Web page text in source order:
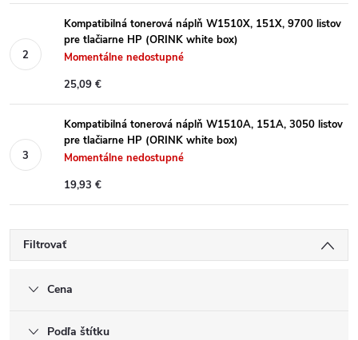
Kompatibilná tonerová náplň W1510X, 151X, 9700 listov
pre tlačiarne HP (ORINK white box)
Momentálne nedostupné
25,09 €
Kompatibilná tonerová náplň W1510A, 151A, 3050 listov
pre tlačiarne HP (ORINK white box)
Momentálne nedostupné
19,93 €
Filtrovať
Cena
Podľa štítku